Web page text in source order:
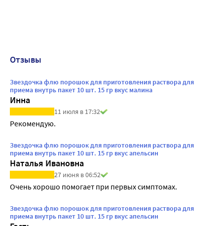
Отзывы
Звездочка флю порошок для приготовления раствора для
приема внутрь пакет 10 шт. 15 гр вкус малина
Инна
11 июля в 17:32
Рекомендую.
Звездочка флю порошок для приготовления раствора для
приема внутрь пакет 10 шт. 15 гр вкус апельсин
Наталья Ивановна
27 июня в 06:52
Очень хорошо помогает при первых симптомах.
Звездочка флю порошок для приготовления раствора для
приема внутрь пакет 10 шт. 15 гр вкус апельсин